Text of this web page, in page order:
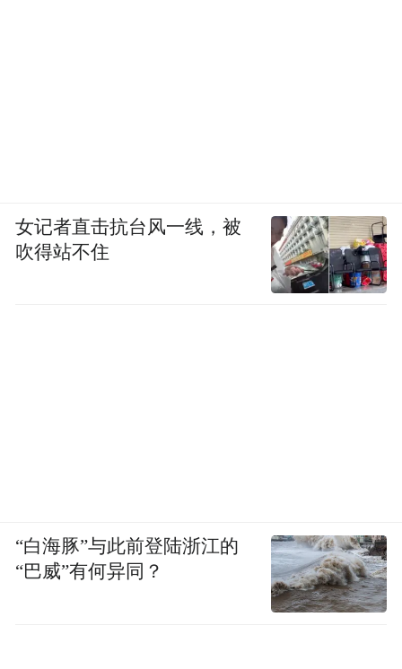
女记者直击抗台风一线，被
吹得站不住
“白海豚”与此前登陆浙江的
“巴威”有何异同？